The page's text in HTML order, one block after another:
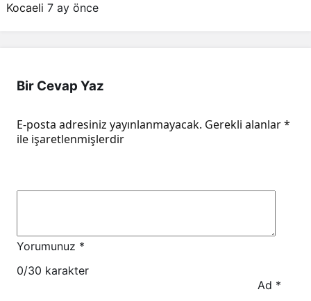
Kocaeli 7 ay önce
Bir Cevap Yaz
E-posta adresiniz yayınlanmayacak. Gerekli alanlar*
ile işaretlenmişlerdir
Yorumunuz *
0/30 karakter
Ad *